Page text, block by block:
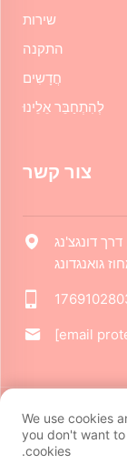
שירות
התקנה
חֲדָשִים
לְהִתְחַבֵּר אֵלֵינוּ
צור קשר
דונגצ'נג, דרך דונגצ'נג
גואנגדונג
כל הזכויות זכויות שמורות שמורות שמורות © 2024 חברת דונגואן ג'יארוי
מדיניותICY
We use cookies
you don't want
cookies.